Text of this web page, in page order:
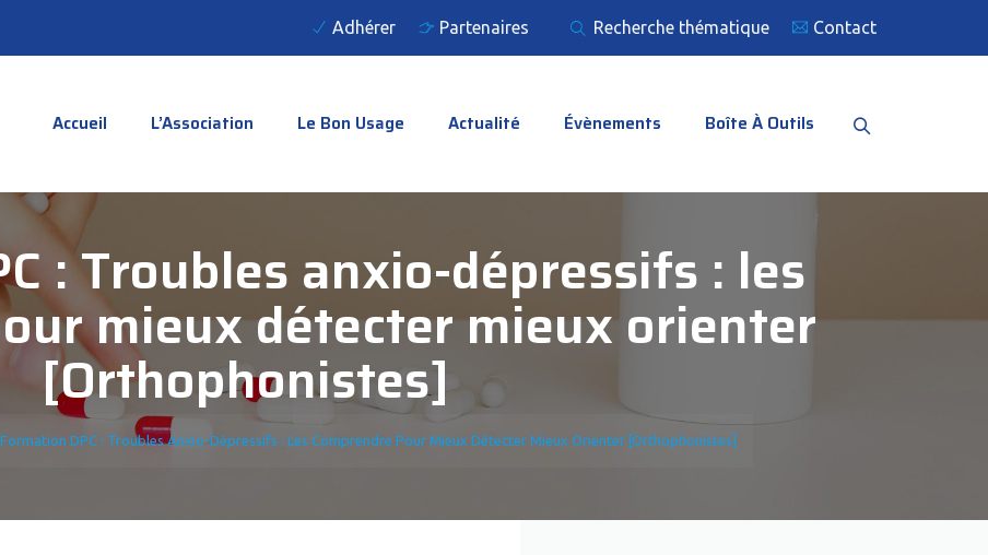
Adhérer Partenaires Recherche thématique Contact
Accueil L’Association Le Bon Usage Actualité Évènements Boîte À Outils
: Troubles anxio-dépressifs : les
mieux détecter mieux orienter
[Orthophonistes]
Formation DPC : Troubles Anxio-Dépressifs : Les Comprendre Pour Mieux Détecter Mieux Orienter [Orthophonistes]